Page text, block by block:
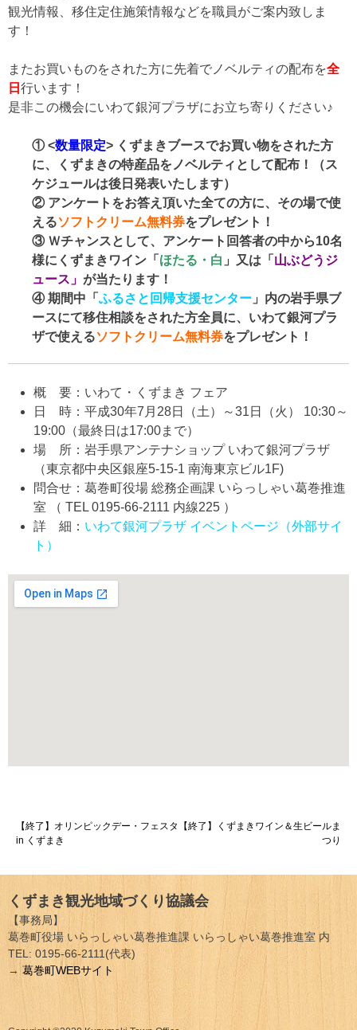
観光情報、移住定住施策情報などを職員がご案内致しま
す！
またお買いものをされた方に先着でノベルティの配布を全
日 行います！
是非この機会にいわて銀河プラザにお立ち寄りください♪
① <数量限定> くずまきブースでお買い物をされた方
に、くずまきの特産品をノベルティとして配布！（ス
ケジュールは後日発表いたします）
② アンケートをお答え頂いた全ての方に、その場で使
えるソフトクリーム無料券をプレゼント！
③ Ｗチャンスとして、アンケート回答者の中から10名
様にくずまきワイン「 ほたる・白 」又は「 山ぶどうジ
ュース」 が当たります！
④ 期間中「 ふるさと回帰支援センター 」内の岩手県ブ
ースにて移住相談をされた方全員に、いわて銀河プラ
ザで使えるソフトクリーム無料券をプレゼント！
概 要：いわて・くずまき フェア
日 時：平成30年7月28日（土）～31日（火） 10:30～
19:00（最終日は17:00まで）
場 所：岩手県アンテナショップ いわて銀河プラザ
（東京都中央区銀座5-15-1 南海東京ビル1F)
問合せ：葛巻町役場 総務企画課 いらっしゃい葛巻推進
室 （ TEL 0195-66-2111 内線225 ）
詳 細： いわて銀河プラザ イベントページ（外部サイ
ト）
投
ナ
ビ
ゲ
ー
ョ
【終了】オリンピックデー・フェスタ
in くずまき
【終了】くずまきワイン＆生ビールま
つり
くずまき観光地域づくり協議会
【事務局】
葛巻町役場 いらっしゃい葛巻推進課 いらっしゃい葛巻推進室 内
TEL: 0195-66-2111(代表)
→ 葛巻町WEBサイト